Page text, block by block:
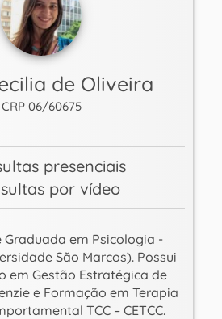
de Oliveira
CRP 06/60675
presenciais
por vídeo
Graduada em Psicologia -
São Marcos). Possui
em Gestão Estratégica de
e Formação em Terapia
TCC – CETCC.